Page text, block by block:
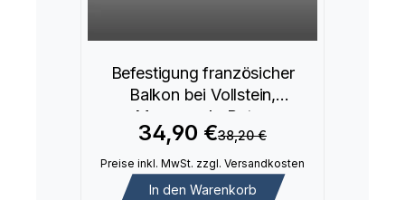
Befestigung französicher
Balkon bei Vollstein,
Mauerwerk, Beton
34,90 €38,20 €
Preise inkl. MwSt. zzgl. Versandkosten
In den Warenkorb